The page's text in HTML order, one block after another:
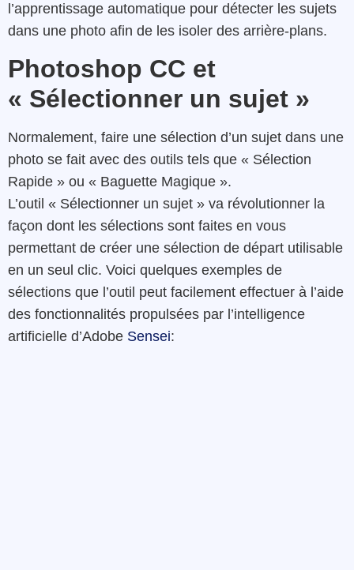
l’apprentissage automatique pour détecter les sujets
dans une photo afin de les isoler des arrière-plans.
Photoshop CC et
« Sélectionner un sujet »
Normalement, faire une sélection d’un sujet dans une
photo se fait avec des outils tels que « Sélection
Rapide » ou « Baguette Magique ».
L’outil « Sélectionner un sujet » va révolutionner la
façon dont les sélections sont faites en vous
permettant de créer une sélection de départ utilisable
en un seul clic. Voici quelques exemples de
sélections que l’outil peut facilement effectuer à l’aide
des fonctionnalités propulsées par l’intelligence
artificielle d’Adobe Sensei: